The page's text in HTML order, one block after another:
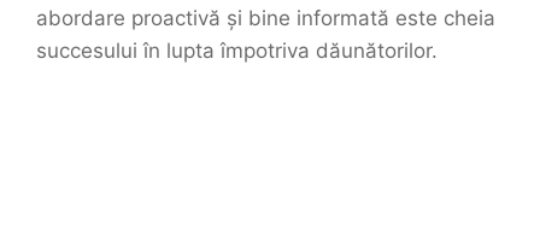
abordare proactivă și bine informată este cheia
succesului în lupta împotriva dăunătorilor.